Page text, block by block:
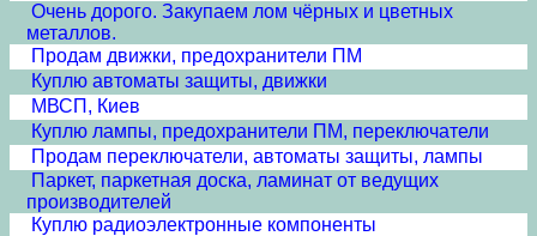
Очень дорого. Закупаем лом чёрных и цветных
металлов.
Продам движки, предохранители ПМ
Куплю автоматы защиты, движки
МВСП, Киев
Куплю лампы, предохранители ПМ, переключатели
Продам переключатели, автоматы защиты, лампы
Паркет, паркетная доска, ламинат от ведущих
производителей
Куплю радиоэлектронные компоненты